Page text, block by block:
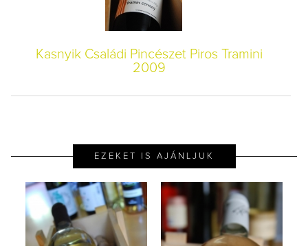
Kasnyik Családi Pincészet Piros Tramini
2009
EZEKET IS AJÁNLJUK